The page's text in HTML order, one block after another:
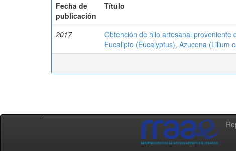
Fecha de
publicación
Título
2017
Obtención de hilo artesanal proveniente
Eucalipto (Eucalyptus), Azucena (Lilium